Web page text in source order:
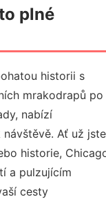
plné
historii s
mrakodrapů po
nabízí
Ať už jste
historie,
a pulzujícím
cesty